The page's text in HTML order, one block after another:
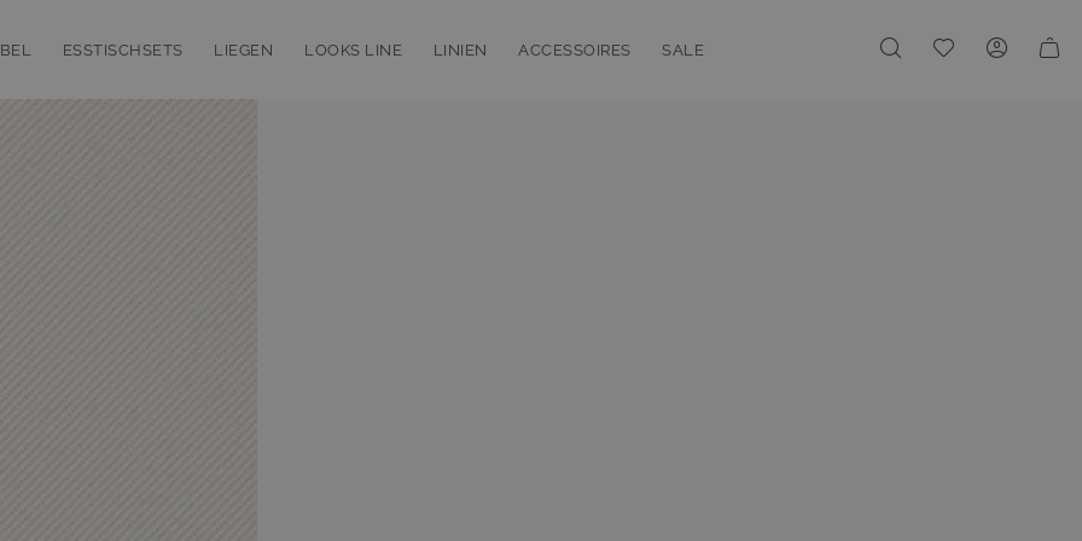
ESSTISCHSETS LIEGEN LOOKS LINE LINIEN ACCESSOIRES SALE Meine Wunschliste